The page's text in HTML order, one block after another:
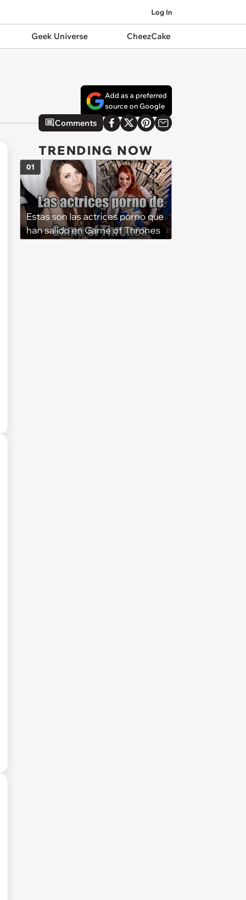
Log In
Geek Universe CheezCake
Add as a preferred
source on Google
Comments
TRENDING NOW
Estas son las actrices porno que
han salido en Game of Thrones
01